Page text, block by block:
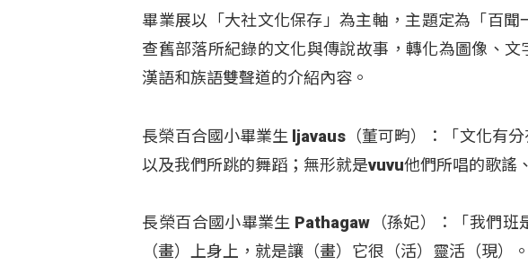
畢業展以「大社文化保存」為主軸，主題定為「百
查舊部落所紀錄的文化與傳說故事，轉化為圖像、
漢語和族語雙聲道的介紹內容。
長榮百合國小畢業生 ljavaus（董可畇）：「文化有
以及我們所跳的舞蹈；無形就是vuvu他們所唱的歌謠
長榮百合國小畢業生 Pathagaw（孫妃）：「我們
（畫）上身上，就是讓（畫）它很（活）靈活（現）。